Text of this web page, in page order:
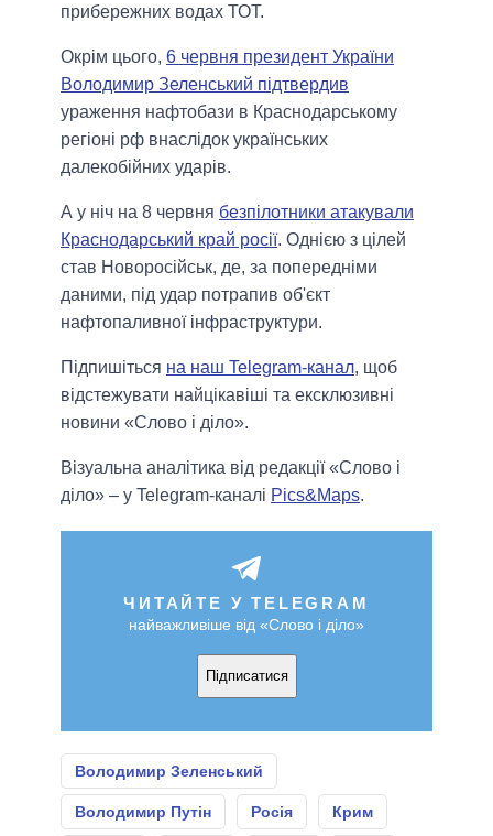
прибережних водах ТОТ.
Окрім цього, 6 червня президент України
Володимир Зеленський підтвердив
ураження нафтобази в Краснодарському
регіоні рф внаслідок українських
далекобійних ударів.
А у ніч на 8 червня безпілотники атакували
Краснодарський край росії. Однією з цілей
став Новоросійськ, де, за попередніми
даними, під удар потрапив об'єкт
нафтопаливної інфраструктури.
Підпишіться на наш Telegram-канал, щоб
відстежувати найцікавіші та ексклюзивні
новини «Слово і діло».
Візуальна аналітика від редакції «Слово і
діло» – у Telegram-каналі Pics&Maps.
ЧИТАЙТЕ У TELEGRAM
найважливіше від «Слово і діло»
Підписатися
Володимир Зеленський
Володимир Путін Росія Крим